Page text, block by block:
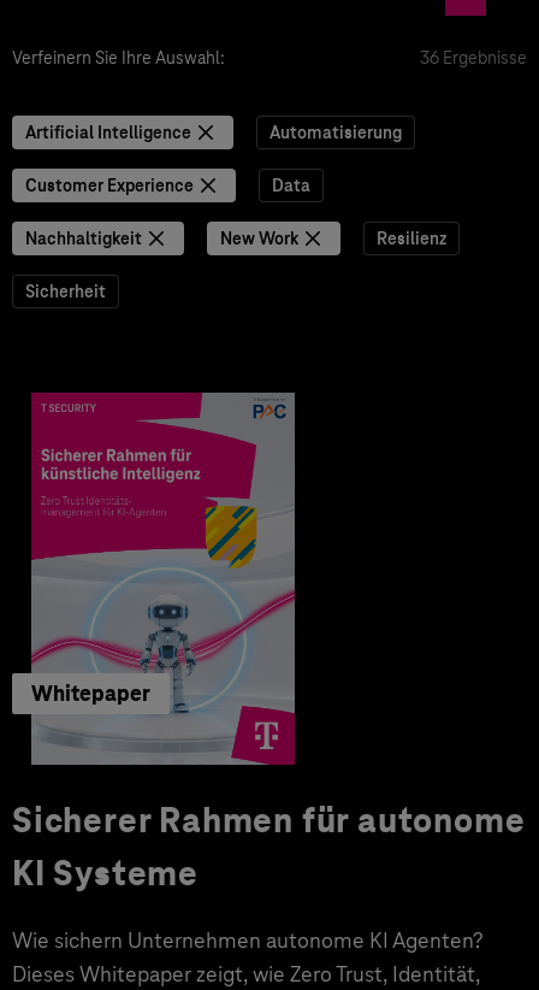
Verfeinern Sie Ihre Auswahl: 36 Ergebnisse
Artificial Intelligence Automatisierung
Customer Experience Data
Nachhaltigkeit New Work Resilienz
Sicherheit
Whitepaper
Sicherer Rahmen für autonome
KI Systeme
Wie sichern Unternehmen autonome KI Agenten?
Dieses Whitepaper zeigt, wie Zero Trust, Identität,